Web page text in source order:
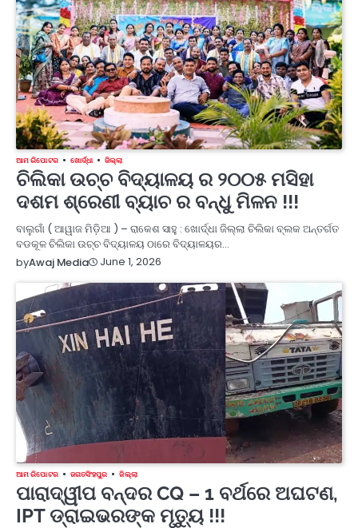
ଆମ ରିପୋଟର ଖୋର୍ଦ୍ଧା ଜିଲ୍ଲା
ଚିଲିକା ଉଚ୍ଚ ବିଦ୍ୟାଳୟ ର ୨୦୦୫ ମସିହା
ଦଶମ ଶ୍ରେଣୀ ବ୍ୟାଚ ର ବନ୍ଧୁ ମିଳନ !!!
ବାଲୁଗାଁ ( ଆୱାଜ ମିଡ଼ିଆ ) – ରାକେଶ ସାହୁ : ଖୋର୍ଦ୍ଧା ଜିଲ୍ଲା ଚିଲିକା ବ୍ଲକ ଅନ୍ତର୍ଗତ
ବଡକୂଳ ଚିଲିକା ଉଚ୍ଚ ବିଦ୍ୟାଳୟ ଠାରେ ବିଦ୍ୟାଳୟର…
byAwaj Media June 1, 2026
ଆମ ରିପୋଟର ଜଗତସିଂହପୁର ଜିଲ୍ଲା
ପାରାଦ୍ୱୀପ ବନ୍ଦର CQ – 1 ବର୍ଥରେ ଅଘଟଣ,
IPT ଡ୍ରାଇଭରଙ୍କ ମୃତ୍ୟୁ !!!